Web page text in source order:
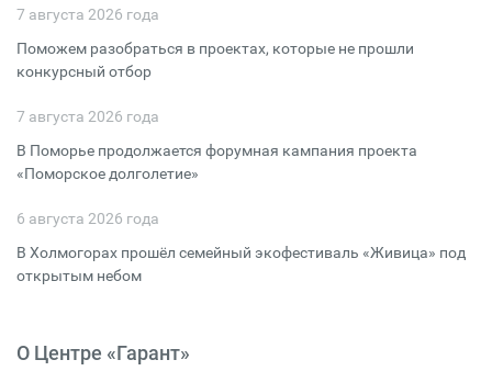
7 августа 2026 года
Поможем разобраться в проектах, которые не прошли
конкурсный отбор
7 августа 2026 года
В Поморье продолжается форумная кампания проекта
«Поморское долголетие»
6 августа 2026 года
В Холмогорах прошёл семейный экофестиваль «Живица» под
открытым небом
О Центре «Гарант»